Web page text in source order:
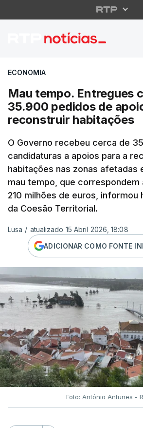
Mau tempo.
ECONOMIA
Mau tempo. Entregues
35.900 pedidos de
reconstruir habitações
O Governo recebeu cerca de
candidaturas a apoios para a
habitações nas zonas afetadas
mau tempo, que correspondem
210 milhões de euros, informou
da Coesão Territorial.
Lusa / atualizado 15 Abril 2026, 18:08
ADICIONAR COMO FONTE
Foto: António Antunes -